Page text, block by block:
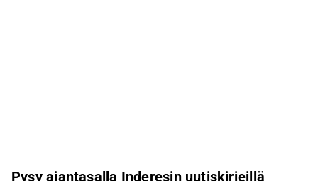
Pysy ajantasalla Inderesin uutiskirjeillä